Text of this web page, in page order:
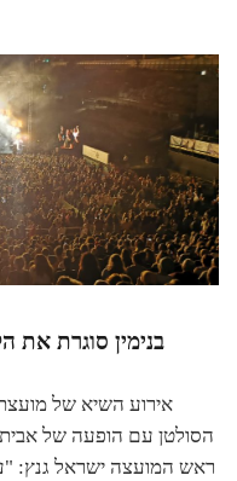
בנימין סוגרת את הקיץ עם 12,000
אירוע השיא של מועצת
הסולטן עם הופעה של אביתר
ראש המועצה ישראל גנץ: